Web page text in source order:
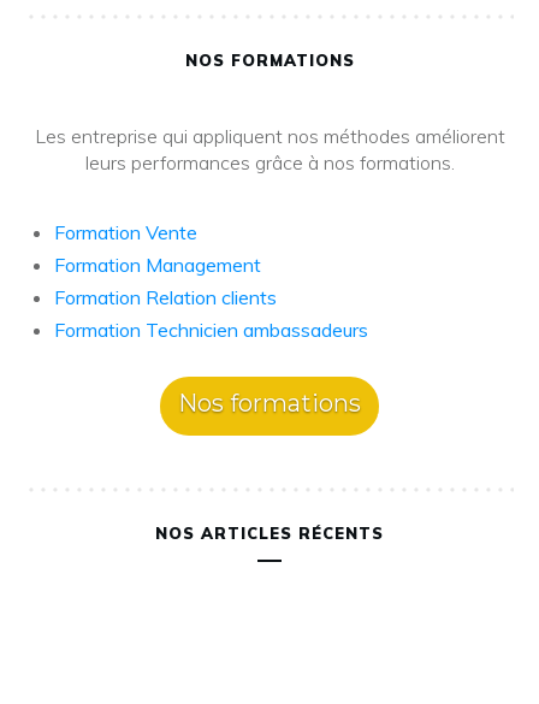
NOS FORMATIONS
Les entreprise qui appliquent nos méthodes améliorent
leurs performances grâce à nos formations.
Formation Vente
Formation Management
Formation Relation clients
Formation Technicien ambassadeurs
Nos formations
NOS ARTICLES RÉCENTS